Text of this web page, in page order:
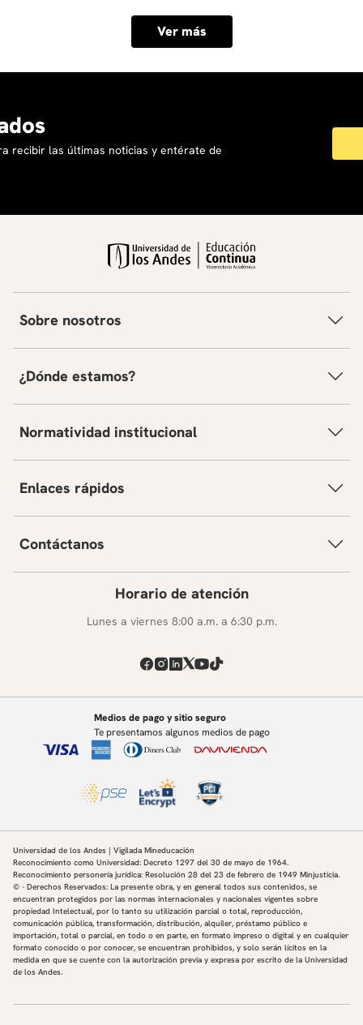
Ver más
recibir las últimas noticias y entérate de
Sobre nosotros
¿Dónde estamos?
Normatividad institucional
Enlaces rápidos
Contáctanos
Horario de atención
Lunes a viernes 8:00 a.m. a 6:30 p.m.
Medios de pago y sitio seguro
Te presentamos algunos medios de pago
Universidad de los Andes | Vigilada Mineducación
Reconocimiento como Universidad: Decreto 1297 del 30 de mayo de 1964.
Reconocimiento personería jurídica: Resolución 28 del 23 de febrero de 1949 Minjusticia.
© - Derechos Reservados: La presente obra, y en general todos sus contenidos, se
encuentran protegidos por las normas internacionales y nacionales vigentes sobre
propiedad Intelectual, por lo tanto su utilización parcial o total, reproducción,
comunicación pública, transformación, distribución, alquiler, préstamo público e
importación, total o parcial, en todo o en parte, en formato impreso o digital y en cualquier
formato conocido o por conocer, se encuentran prohibidos, y solo serán lícitos en la
medida en que se cuente con la autorización previa y expresa por escrito de la Universidad
de los Andes.